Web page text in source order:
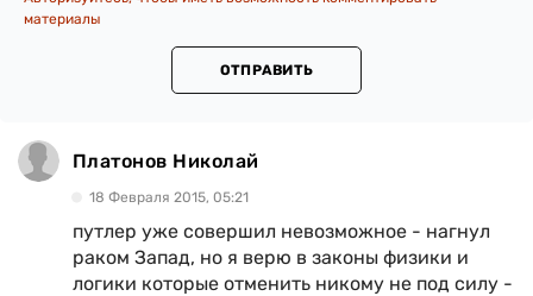
материалы
ОТПРАВИТЬ
Платонов Николай
18 Февраля 2015, 05:21
путлер уже совершил невозможное - нагнул
раком Запад, но я верю в законы физики и
логики которые отменить никому не под силу -